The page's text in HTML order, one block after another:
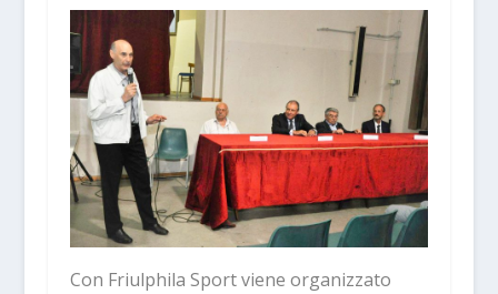
Con Friulphila Sport viene organizzato